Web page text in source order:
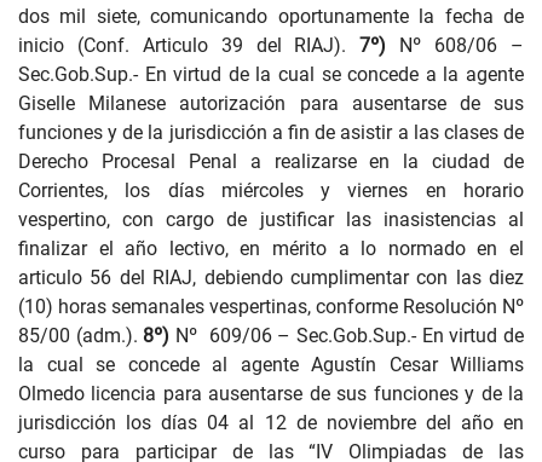
dos mil siete, comunicando oportunamente la fecha de
inicio (Conf. Articulo 39 del RIAJ).7º) Nº 608/06 –
Sec.Gob.Sup.- En virtud de la cual se concede a la agente
Giselle Milanese autorización para ausentarse de sus
funciones y de la jurisdicción a fin de asistir a las clases de
Derecho Procesal Penal a realizarse en la ciudad de
Corrientes, los días miércoles y viernes en horario
vespertino, con cargo de justificar las inasistencias al
finalizar el año lectivo, en mérito a lo normado en el
articulo 56 del RIAJ, debiendo cumplimentar con las diez
(10) horas semanales vespertinas, conforme Resolución Nº
85/00 (adm.). 8º) Nº 609/06 – Sec.Gob.Sup.- En virtud de
la cual se concede al agente Agustín Cesar Williams
Olmedo licencia para ausentarse de sus funciones y de la
jurisdicción los días 04 al 12 de noviembre del año en
curso para participar de las “IV Olimpiadas de las